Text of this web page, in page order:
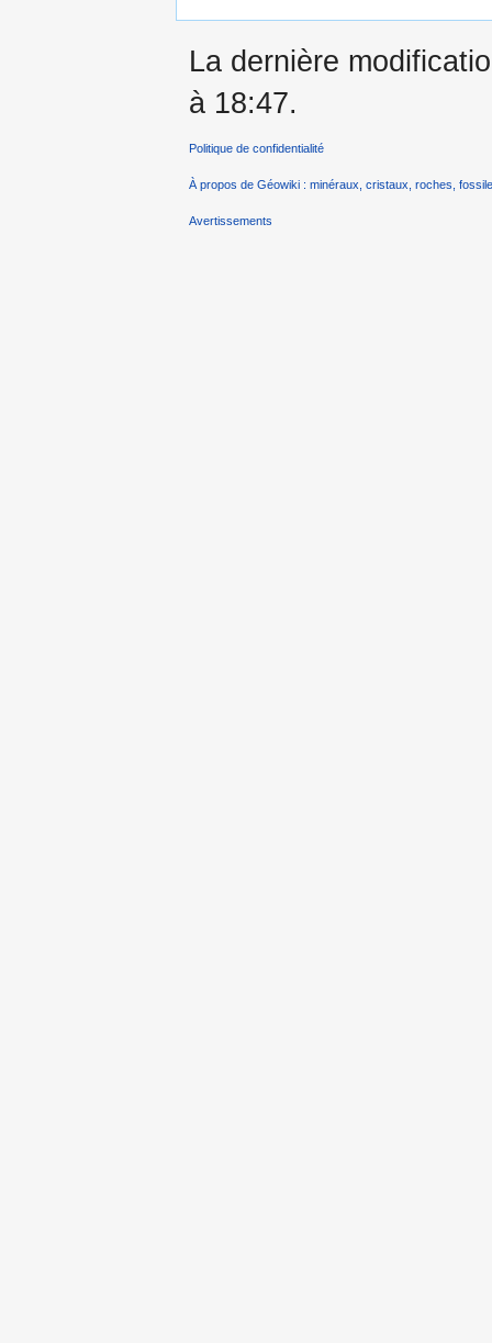
La dernière
à 18:47.
Politique de confidentialité
À propos de Géowiki : minéraux, cristaux, roches,
Avertissements